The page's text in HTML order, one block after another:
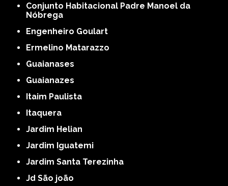
Conjunto Habitacional Padre Manoel da
Nóbrega
Engenheiro Goulart
Ermelino Matarazzo
Guaianases
Guaianazes
Itaim Paulista
Itaquera
Jardim Helian
Jardim Iguatemi
Jardim Santa Terezinha
Jd São joão